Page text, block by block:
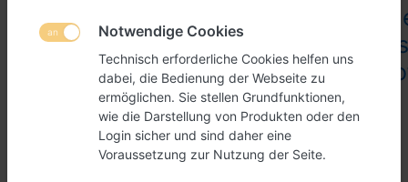
Produktbewertungen
für
(32mm
Nur registrierte Benutzer können eine
Bewertung verfassen.
Notwendige Cookies
Technisch erforderliche Cookies helfen uns
dabei, die Bedienung der Webseite zu
ermöglichen. Sie stellen Grundfunktionen,
wie die Darstellung von Produkten oder den
Login sicher und sind daher eine
Voraussetzung zur Nutzung der Seite.